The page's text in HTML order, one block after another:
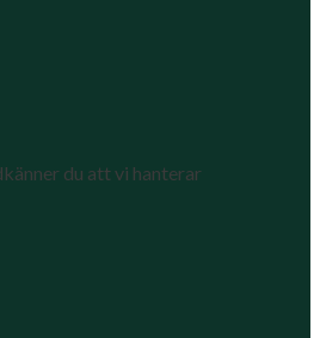
du att vi hanterar